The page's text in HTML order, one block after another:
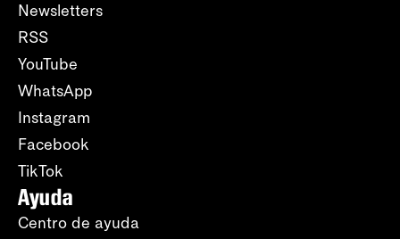
Newsletters
RSS
YouTube
WhatsApp
Instagram
Facebook
TikTok
Ayuda
Centro de ayuda